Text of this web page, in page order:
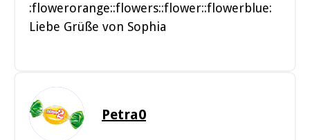
:flowerorange::flowers::flower::flowerblue:
Liebe Grüße von Sophia
Petra0